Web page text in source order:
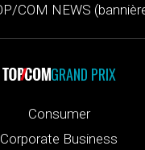
COM NEWS
GRAND PRIX
Consumer
Corporate Business